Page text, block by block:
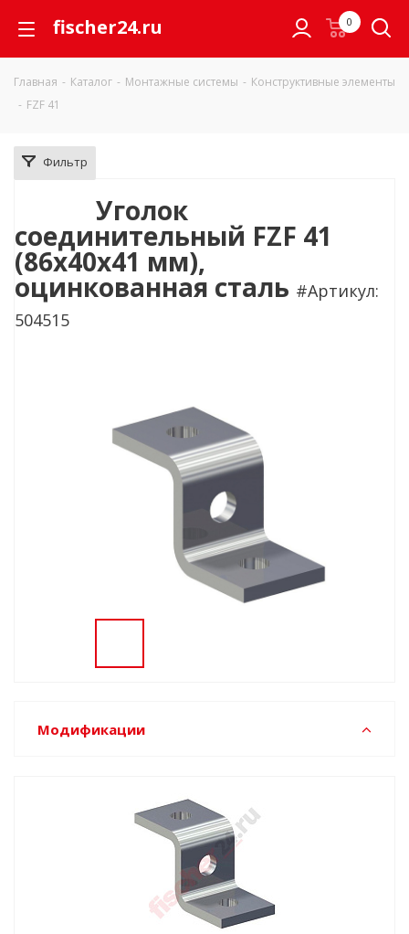
fischer24.ru 0
Главная - Каталог - Монтажные системы - Конструктивные элементы
- FZF 41
Фильтр
Уголок
соединительный FZF 41
(86x40x41 мм),
оцинкованная сталь #Артикул:
504515
Модификации